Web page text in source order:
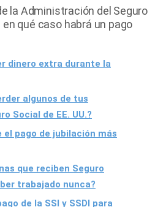
la Administración del Seguro
qué caso habrá un pago
dinero extra durante la
algunos de tus
Social de EE. UU.?
el pago de jubilación más
que reciben Seguro
trabajado nunca?
de la SSI y SSDI para